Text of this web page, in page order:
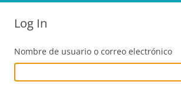
Log In
Nombre de usuario o correo electrónico